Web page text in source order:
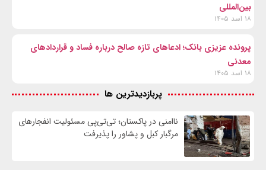
بین‌المللی
۱۸ اسد ۱۴۰۵
پرونده عزیزی بانک؛ ادعاهای تازه صالح درباره فساد و قراردادهای
معدنی
۱۸ اسد ۱۴۰۵
پربازدیدترین ها
ناامنی در پاکستان؛ تی‌تی‌پی مسئولیت انفجارهای
مرگبار کبل و پشاور را پذیرفت